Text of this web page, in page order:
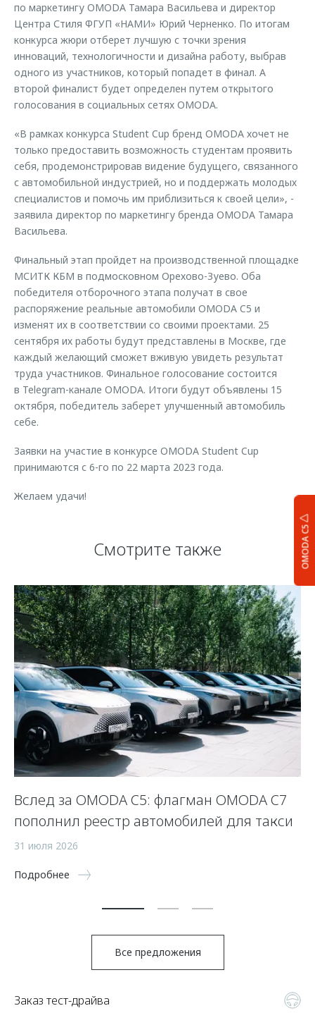
OMODA C5
по маркетингу OMODA Тамара Васильева и директор
Центра Стиля ФГУП «НАМИ» Юрий Черненко. По итогам
конкурса жюри отберет лучшую с точки зрения
инноваций, технологичности и дизайна работу, выбрав
одного из участников, который попадет в финал. А
второй финалист будет определен путем открытого
голосования в социальных сетях OMODA.
«В рамках конкурса Student Cup бренд OMODA хочет не
только предоставить возможность студентам проявить
себя, продемонстрировав видение будущего, связанного
с автомобильной индустрией, но и поддержать молодых
специалистов и помочь им приблизиться к своей цели», -
заявила директор по маркетингу бренда OMODA Тамара
Васильева.
Финальный этап пройдет на производственной площадке
МСИТК КБМ в подмосковном Орехово-Зуево. Оба
победителя отборочного этапа получат в свое
распоряжение реальные автомобили OMODA C5 и
изменят их в соответствии со своими проектами. 25
сентября их работы будут представлены в Москве, где
каждый желающий сможет вживую увидеть результат
труда участников. Финальное голосование состоится
в Telegram-канале OMODA. Итоги будут объявлены 15
октября, победитель заберет улучшенный автомобиль
себе.
Заявки на участие в конкурсе OMODA Student Cup
принимаются с 6-го по 22 марта 2023 года.
Желаем удачи!
Смотрите также
Вслед за OMODA C5: флагман OMODA C7
пополнил реестр автомобилей для такси
31 июля 2026
Подробнее
Все предложения
Заказ тест-драйва